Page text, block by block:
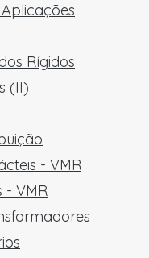
Rígidos
(II)
- VMR
- VMR